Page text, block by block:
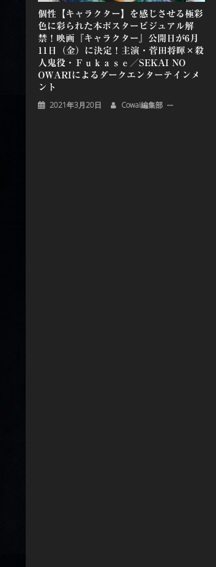
個性【キャラクター】を感じさせる極彩
色に彩られた本ポスタービジュアル解
禁！映画『キャラクター』公開日が6月
11日（金）に決定！主演・菅田将暉×殺
人鬼役・Ｆｕｋａｓｅ／SEKAI NO
OWARIによるダークエンターテインメ
ント
2021年3月20日 Cowai編集部